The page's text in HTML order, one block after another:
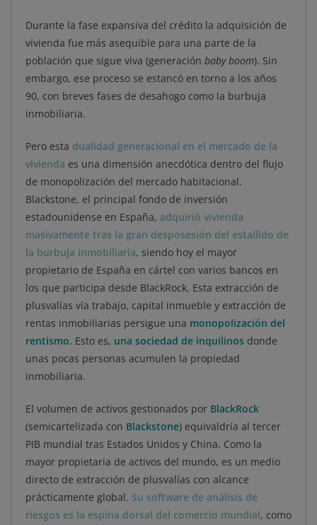
Durante la fase expansiva del crédito la adquisición de
vivienda fue más asequible para una parte de la
población que sigue viva (generación baby boom). Sin
embargo, ese proceso se estancó en torno a los años
90, con breves fases de desahogo como la burbuja
inmobiliaria.
Pero esta dualidad generacional en el mercado de la
vivienda es una dimensión anecdótica dentro del flujo
de monopolización del mercado habitacional.
Blackstone, el principal fondo de inversión
estadounidense en España, adquirió vivienda
masivamente tras la gran desposesión del estallido de
la burbuja inmobiliaria, siendo hoy el mayor
propietario de España en cártel con varios bancos en
los que participa desde BlackRock. Esta extracción de
plusvalías vía trabajo, capital inmueble y extracción de
rentas inmobiliarias persigue una monopolización del
rentismo. Esto es, una sociedad de inquilinos donde
unas pocas personas acumulen la propiedad
inmobiliaria.
El volumen de activos gestionados por BlackRock
(semicartelizada con Blackstone) equivaldría al tercer
PIB mundial tras Estados Unidos y China. Como la
mayor propietaria de activos del mundo, es un medio
directo de extracción de plusvalías con alcance
prácticamente global. Su software de análisis de
riesgos es la espina dorsal del comercio mundial, como